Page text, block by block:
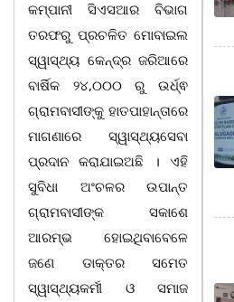
କମ୍ପାନୀ ସିଏସଆର ବିଭାଗ
ତରଫରୁ ପ୍ରଚଳିତ ମୋବାଇଲ
ସ୍ୱାସ୍ଥ୍ୟ କେନ୍ଦ୍ର ଜରିଆରେ
ବାର୍ଷିକ ୨୪,୦୦୦ ରୁ ଉର୍ଧ୍ଵ
ଗ୍ରାମବାସୀଙ୍କୁ ହାତପାହାନ୍ତାରେ
ମାଗଣାରେ ସ୍ୱାସ୍ଥ୍ୟସେବା
ପ୍ରଦାନ କରାଯାଇଅଛି । ଏହି
ସୁବିଧା ଅଂଚଳର ଉପାନ୍ତ
ଗ୍ରାମବାସୀଙ୍କ ସକାଶେ
ଆରମ୍ଭ ହୋଇଥିବାବେଳେ
ଜଣେ ଡାକ୍ତର ସମେତ
ସ୍ୱାସ୍ଥ୍ୟକର୍ମୀ ଓ ସମାଜ